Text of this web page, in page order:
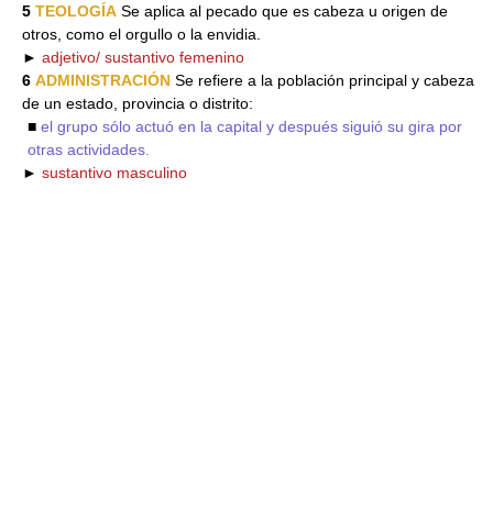
5 TEOLOGÍA Se aplica al pecado que es cabeza u origen de
otros, como el orgullo o la envidia.
► adjetivo/ sustantivo femenino
6 ADMINISTRACIÓN Se refiere a la población principal y cabeza
de un estado, provincia o distrito:
■ el grupo sólo actuó en la capital y después siguió su gira por
otras actividades.
► sustantivo masculino